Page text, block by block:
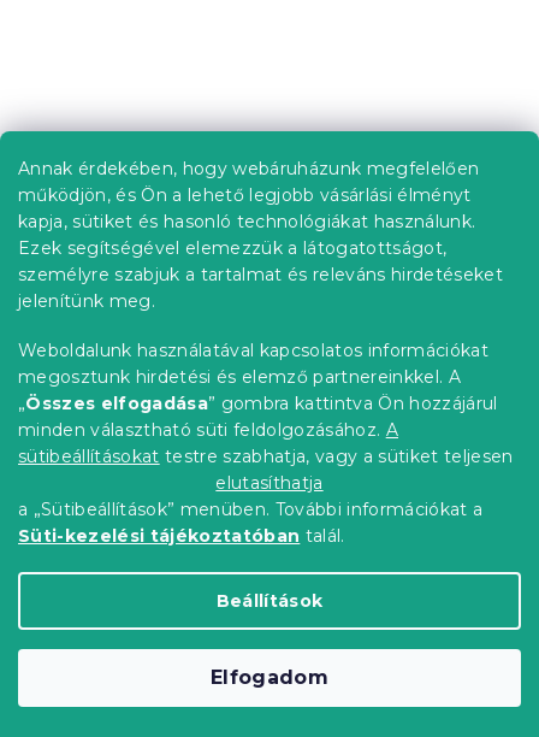
Annak érdekében, hogy webáruházunk megfelelően
működjön, és Ön a lehető legjobb vásárlási élményt
kapja, sütiket és hasonló technológiákat használunk.
Ezek segítségével elemezzük a látogatottságot,
személyre szabjuk a tartalmat és releváns hirdetéseket
jelenítünk meg.
Weboldalunk használatával kapcsolatos információkat
megosztunk hirdetési és elemző partnereinkkel. A
„Összes elfogadása” gombra kattintva Ön hozzájárul
minden választható süti feldolgozásához. A
sütibeállításokat testre szabhatja, vagy a sütiket teljesen
elutasíthatja
a „Sütibeállítások” menüben. További információkat a
Süti-kezelési tájékoztatóban talál.
Beállítások
Elfogadom
Játék- és ruhakosár mintás CIRCUS
BEAR 35x45 cm, krémszínű
Raktáron(1 db)
3 154 Ft Kosárba
Jersey gumis lepedő lycra-val